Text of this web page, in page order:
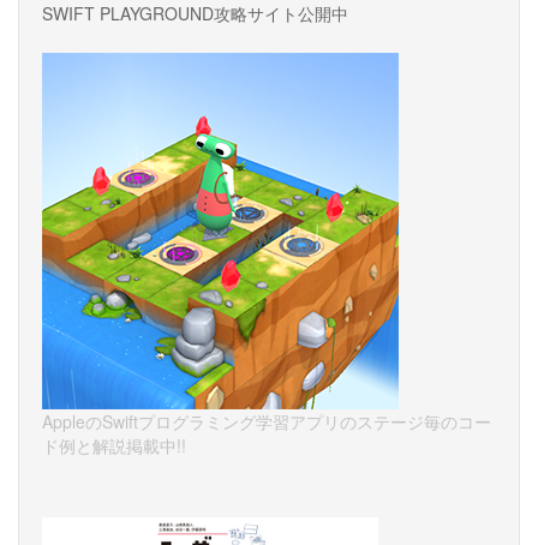
SWIFT PLAYGROUND攻略サイト公開中
AppleのSwiftプログラミング学習アプリのステージ毎のコー
ド例と解説掲載中!!